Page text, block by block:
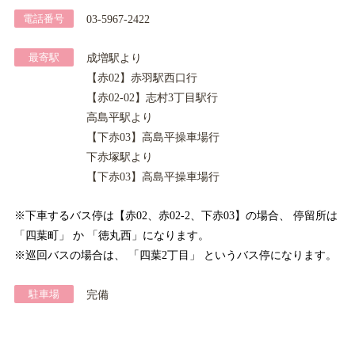
電話番号 03-5967-2422
最寄駅
成増駅より
【赤02】赤羽駅西口行
【赤02-02】志村3丁目駅行
高島平駅より
【下赤03】高島平操車場行
下赤塚駅より
【下赤03】高島平操車場行
※下車するバス停は【赤02、赤02-2、下赤03】の場合、 停留所は
「四葉町」 か 「徳丸西」になります。
※巡回バスの場合は、 「四葉2丁目」 というバス停になります。
駐車場 完備